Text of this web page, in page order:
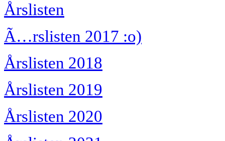
Årslisten
Ã…rslisten 2017 :o)
Årslisten 2018
Årslisten 2019
Årslisten 2020